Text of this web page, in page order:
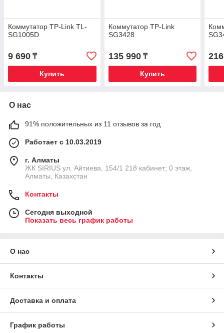
Коммутатор TP-Link TL-
SG1005D
9 690 ₸
Купить
Коммутатор TP-Link
SG3428
135 990₸
Купить
О нас
91% положительных из 11 отзывов за год
Работает с 10.03.2019
г. Алматы
​ЖК SIRIUS​ ул. Айтиева, 154/1​ 218 кабинет; 0 этаж,
Алматы, Казахстан
Контакты
Сегодня выходной
Показать весь график работы
О нас
Контакты
Доставка и оплата
График работы